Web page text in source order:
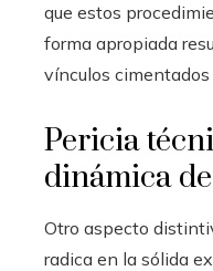
que estos
forma apropiada
vínculos
Pericia
dinámica
Otro aspecto
radica en la sólida